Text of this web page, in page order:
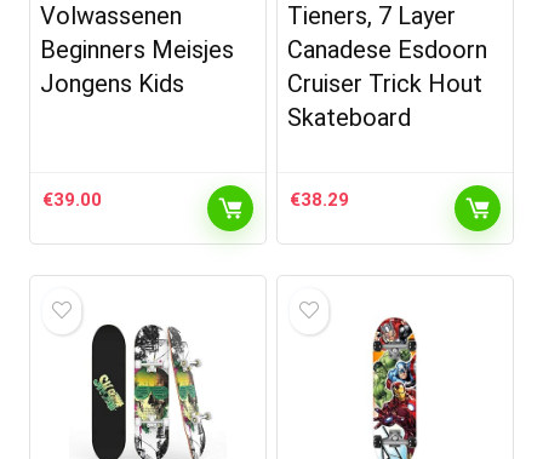
Volwassenen
Beginners Meisjes
Jongens Kids
€39.00
Tieners, 7 Layer
Canadese Esdoorn
Cruiser Trick Hout
Skateboard
€38.29